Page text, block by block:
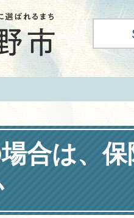
合は、